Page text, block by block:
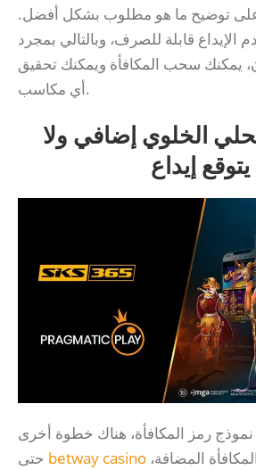
على توضيح ما هو مطلوب بشكل أفضل.
قابلة للصرف، وبالتالي بمجرد
يمكنك سحب المكافأة ويمكنك تحقيق
أي مكاسب.
الخلوي إضافي ولا
يتوقع إيداع
رمز المكافأة، هناك خطوة أخرى
betway casino